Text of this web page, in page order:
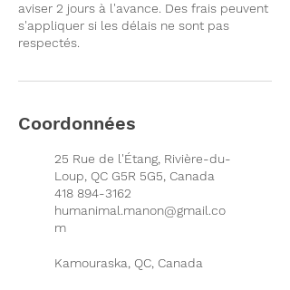
aviser 2 jours à l'avance. Des frais peuvent
s'appliquer si les délais ne sont pas
respectés.
Coordonnées
25 Rue de l'Étang, Rivière-du-
Loup, QC G5R 5G5, Canada
418 894-3162
humanimal.manon@gmail.co
m
Kamouraska, QC, Canada